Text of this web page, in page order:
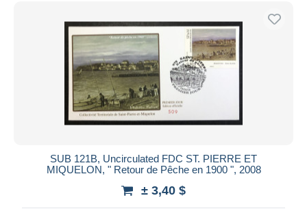
SUB 121B, Uncirculated FDC ST. PIERRE ET
MIQUELON, " Retour de Pêche en 1900 ", 2008
± 3,40 $